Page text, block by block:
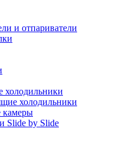
и отпариватели
холодильники
холодильники
камеры
Slide by Slide